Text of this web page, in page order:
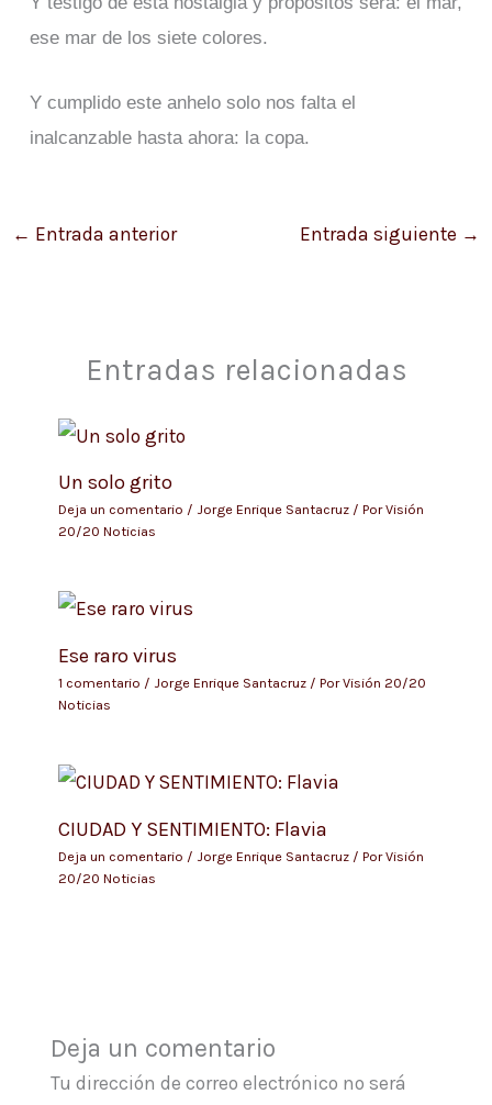
ese mar de los siete colores.
Y cumplido este anhelo solo nos falta el
inalcanzable hasta ahora: la copa.
← Entrada anterior Entrada siguiente →
Entradas relacionadas
Un solo grito
Deja un comentario / Jorge Enrique Santacruz/ PorVisión
20/20 Noticias
Ese raro virus
1 comentario / Jorge Enrique Santacruz/ PorVisión 20/20
Noticias
CIUDAD Y SENTIMIENTO: Flavia
Deja un comentario / Jorge Enrique Santacruz/ PorVisión
20/20 Noticias
Deja un comentario
Tu dirección de correo electrónico no será